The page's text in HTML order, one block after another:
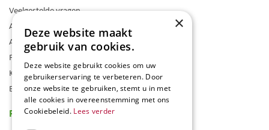
Veelgestelde vragen
Algemene voorwaarden
Assortiment
Folder
Klantenkaart
Blog
Reviews
×
Deze website maakt
gebruik van cookies.
Deze website gebruikt cookies om uw
gebruikerservaring te verbeteren. Door
onze website te gebruiken, stemt u in met
alle cookies in overeenstemming met ons
Cookiebeleid. Lees verder